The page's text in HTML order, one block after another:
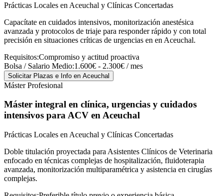
Prácticas Locales en Aceuchal y Clínicas Concertadas
Capacítate en cuidados intensivos, monitorización anestésica
avanzada y protocolos de triaje para responder rápido y con total
precisión en situaciones críticas de urgencias en en Aceuchal.
Requisitos:Compromiso y actitud proactiva
Bolsa / Salario Medio:1.600€ - 2.300€ / mes
Solicitar Plazas e Info en Aceuchal
Máster Profesional
Máster integral en clínica, urgencias y cuidados
intensivos para ACV en Aceuchal
Prácticas Locales en Aceuchal y Clínicas Concertadas
Doble titulación proyectada para Asistentes Clínicos de Veterinaria
enfocado en técnicas complejas de hospitalización, fluidoterapia
avanzada, monitorización multiparamétrica y asistencia en cirugías
complejas.